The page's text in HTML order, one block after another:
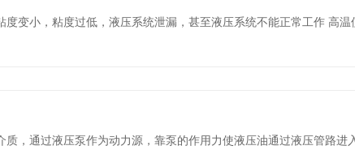
变小，粘度过低，液压系统泄漏，甚至液压系统不能正常工作 高温
，通过液压泵作为动力源，靠泵的作用力使液压油通过液压管路进